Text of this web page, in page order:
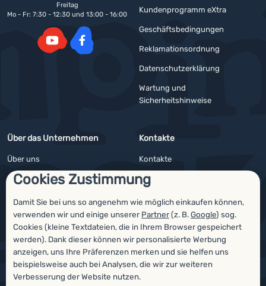
Cookies Zustimmung
Damit Sie bei uns so angenehm wie möglich einkaufen können,
verwenden wir und einige unserer Partner(z. B.Google) sog.
Cookies (kleine Textdateien, die in Ihrem Browser gespeichert
werden). Dank dieser können wir personalisierte Werbung
anzeigen, uns Ihre Präferenzen merken und sie helfen uns
beispielsweise auch bei Analysen, die wir zur weiteren
Verbesserung der Website nutzen.
Kundenprogramm eXtra
Geschäftsbedingungen
Reklamationsordnung
Datenschutzerklärung
Wartung und
Sicherheitshinweise
Über das Unternehmen
Über uns
Impressum
4camping4nature
Unsere Tester
Kontakte
Kontakte
Angebote für Firmen und Vereine
Newsletter
Freitag
Mo - Fr: 7:30 - 12:30 und 13:00 - 16:00
Auszeichnungen